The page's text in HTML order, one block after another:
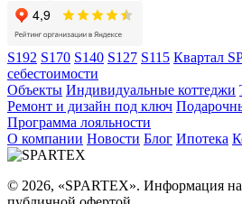
S192 S170 S140 S127 S115 Квартал
себестоимости
Объекты Индивидуальные коттеджи
Ремонт и дизайн под ключ
Программа лояльности
О компании Новости Блог Ипотека
© 2026, «SPARTEX». Информация на